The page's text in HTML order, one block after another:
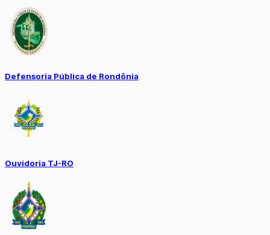
Defensoria Pública de Rondônia
Ouvidoria TJ-RO